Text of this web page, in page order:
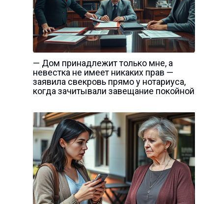
— Дом принадлежит только мне, а
невестка не имеет никаких прав —
заявила свекровь прямо у нотариуса,
когда зачитывали завещание покойной